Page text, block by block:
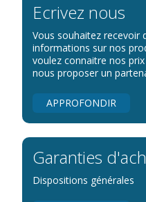
Ecrivez nous
Vous souhaitez recevoir
informations sur nos
voulez connaitre nos
nous proposer un
APPROFONDIR
Garanties
Dispositions générales